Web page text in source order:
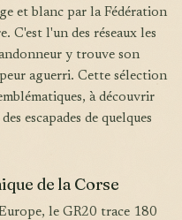
et blanc par la Fédération
C'est l'un des réseaux les
y trouve son
aguerri. Cette sélection
à découvrir
escapades de quelques
de la Corse